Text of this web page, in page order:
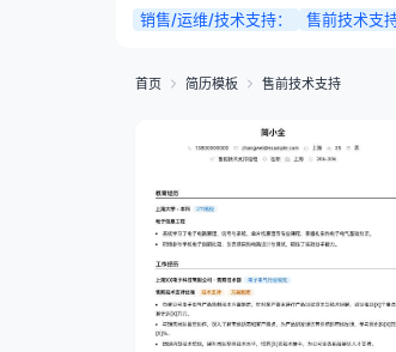
销售/运维/技术支持： 售前技术支
首页 简历模板 售前技术支持